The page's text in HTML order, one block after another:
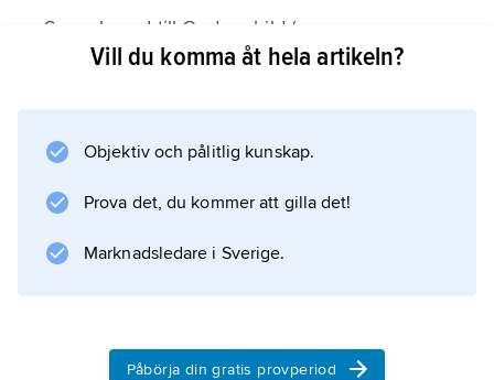
Som skapad till Guds avbild (
imago Dei
genom att efterfölja Jesus i självutgivande
Vill du komma åt hela artikeln?
Objektiv och pålitlig kunskap.
Prova det, du kommer att gilla det!
Marknadsledare i Sverige.
Påbörja din gratis provperiod